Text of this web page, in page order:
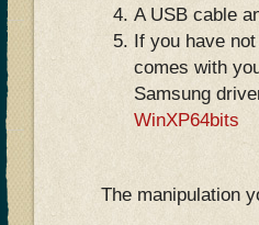
A USB cable
If you have
comes with
Samsung
WinXP64bits
The manipulation